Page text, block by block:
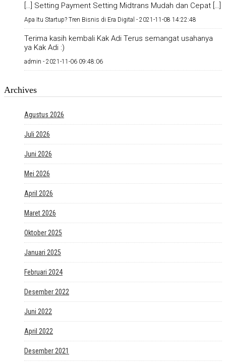
[…] Setting Payment Setting Midtrans Mudah dan Cepat […]
Apa Itu Startup? Tren Bisnis di Era Digital - 2021-11-08 14:22:48
Terima kasih kembali Kak Adi Terus semangat usahanya
ya Kak Adi :)
admin - 2021-11-06 09:48:06
Archives
Agustus 2026
Juli 2026
Juni 2026
Mei 2026
April 2026
Maret 2026
Oktober 2025
Januari 2025
Februari 2024
Desember 2022
Juni 2022
April 2022
Desember 2021